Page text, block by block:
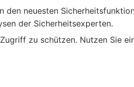
den neuesten
der Sicherheitsexperten.
zu schützen. Nutzen Sie